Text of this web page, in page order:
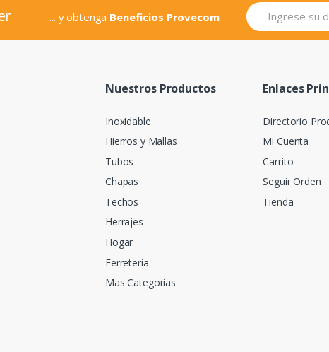
... y obtenga Beneficios Provecom
Nuestros Productos
Inoxidable
Hierros y Mallas
Tubos
Chapas
Techos
Herrajes
Hogar
Ferreteria
Mas Categorias
Enlaces
Directorio
Mi Cuenta
Carrito
Seguir Orden
Tienda